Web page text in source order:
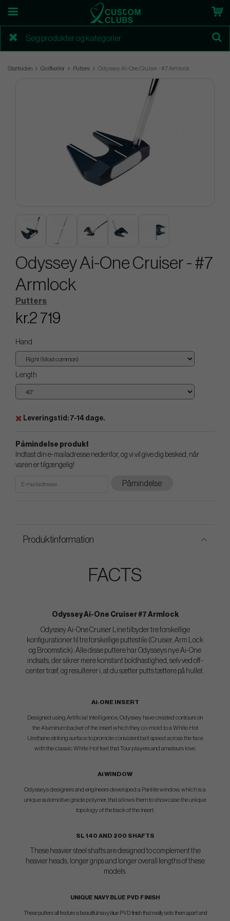
Startsiden Golfkøller Putters Odyssey Ai-One Cruiser - #7 Armlock
Odyssey Ai-One Cruiser - #7
Armlock
Putters
kr.2 719
Hand
Length
Leveringstid: 7-14 dage.
Påmindelse produkt
Indtast din e-mailadresse nedenfor, og vi vil give dig besked, når
varen er tilgængelig!
Påmindelse
Produktinformation
FACTS
Odyssey Ai-One Cruiser #7 Armlock
Odyssey Ai-One Cruiser Line tilbyder tre forskellige
konfigurationer til tre forskellige puttestile (Cruiser, Arm Lock
og Broomstick). Alle disse puttere har Odysseys nye Ai-One
indsats, der sikrer mere konstant boldhastighed, selv ved off-
center træf, og resulterer i, at du sætter putts tættere på hullet.
Ai-ONE INSERT
Designed using Artificial Intelligence, Odyssey have created contours on
the Aluminum backer of the insert which they co-mold to a White Hot
Urethane striking surface to promote consistent ball speed across the face
with the classic White Hot feel that Tour players and amateurs love.
Ai WINDOW
Odysseys designers and engineers developed a Panlite window, which is a
unique automotive grade polymer, that allows them to showcase the unique
topology of the back of the insert.
SL 140 AND 200 SHAFTS
These heavier steel shafts are designed to complement the
heavier heads, longer grips and longer overall lengths of these
models.
UNIQUE NAVY BLUE PVD FINISH
These putters all feature a beautiful navy blue PVD finish that really sets them apart and